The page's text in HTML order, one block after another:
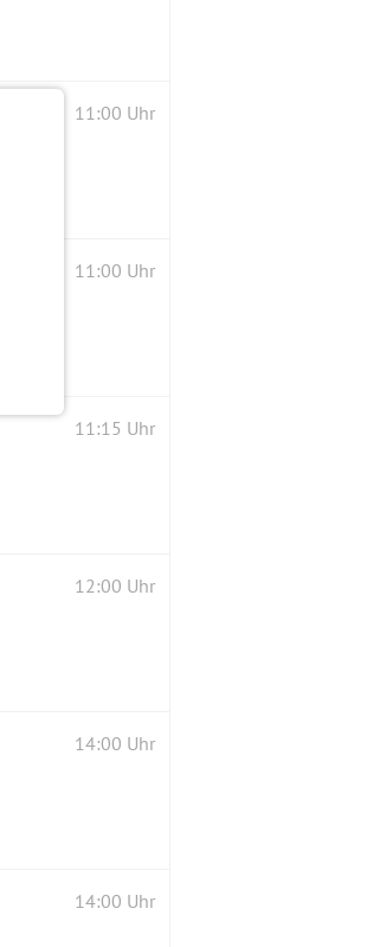
11:00 Uhr
11:00 Uhr
11:15 Uhr
12:00 Uhr
14:00 Uhr
14:00 Uhr